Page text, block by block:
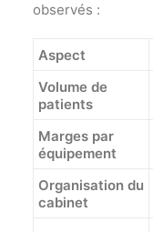
observés :
Aspect
Volume de
patients
Marges par
équipement
Organisation du
cabinet